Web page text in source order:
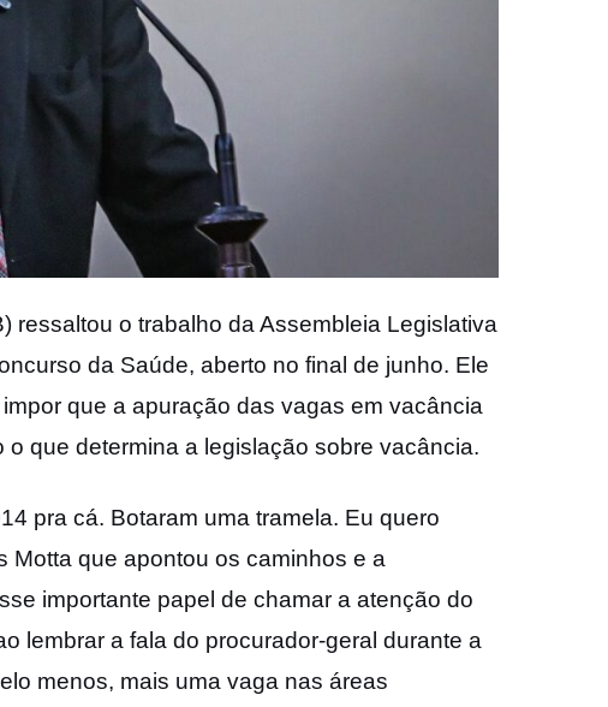
ressaltou o trabalho da Assembleia Legislativa
da Saúde, aberto no final de junho. Ele
que a apuração das vagas em vacância
que determina a legislação sobre vacância.
pra cá. Botaram uma tramela. Eu quero
Motta que apontou os caminhos e a
importante papel de chamar a atenção do
lembrar a fala do procurador-geral durante a
menos, mais uma vaga nas áreas